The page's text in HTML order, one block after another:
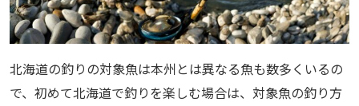
北海道の釣りの対象魚は本州とは異なる魚も数多くいるの
で、初めて北海道で釣りを楽しむ場合は、対象魚の釣り方